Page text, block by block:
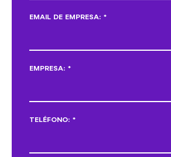
*
EMAIL DE EMPRESA:
*
EMPRESA:
*
TELÉFONO: